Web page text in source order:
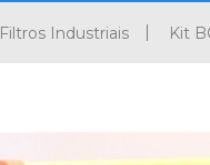
Filtros Industriais Kit